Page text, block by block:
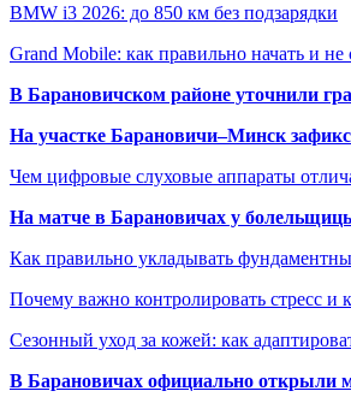
BMW i3 2026: до 850 км без подзарядки
Grand Mobile: как правильно начать и
В Барановичском районе уточнили
На участке Барановичи–Минск
Чем цифровые слуховые аппараты
На матче в Барановичах у
Как правильно укладывать
Почему важно контролировать стресс и
Сезонный уход за кожей: как
В Барановичах официально открыли